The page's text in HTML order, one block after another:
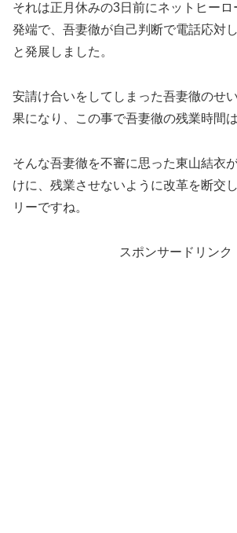
それは正月休みの3日前にネットヒー
発端で、吾妻徹が自己判断で電話応対
と発展しました。
安請け合いをしてしまった吾妻徹のせ
果になり、この事で吾妻徹の残業時間
そんな吾妻徹を不審に思った東山結衣
けに、残業させないように改革を断交
リーですね。
スポンサードリンク